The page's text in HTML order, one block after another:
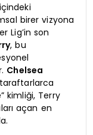
birer vizyona
Lig’in son
, bu
Chelsea
taraftarlarca
kimliği, Terry
açan en